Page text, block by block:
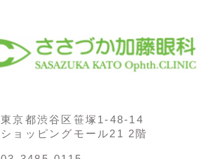
東京都渋谷区笹塚1-48-14
ショッピングモール21 2階